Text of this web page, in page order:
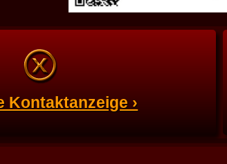
Kontaktanzeige ›